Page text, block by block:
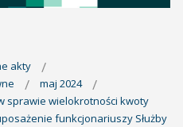
akty
maj 2024
sprawie wielokrotności kwoty
funkcjonariuszy Służby